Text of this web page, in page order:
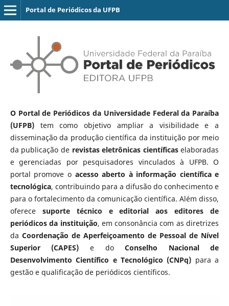
Portal de Periódicos da UFPB
O Portal de Periódicos da Universidade Federal da Paraíba
(UFPB)tem como objetivo ampliar a visibilidade e a
disseminação da produção científica da instituição por meio
da publicação de revistas eletrônicas científicaselaboradas
e gerenciadas por pesquisadores vinculados à UFPB. O
portal promove o acesso aberto à informação científica e
tecnológica, contribuindo para a difusão do conhecimento e
para o fortalecimento da comunicação científica. Além disso,
oferece suporte técnico e editorial aos editores de
periódicos da instituição, em consonância com as diretrizes
da Coordenação de Aperfeiçoamento de Pessoal de Nível
Superior (CAPES) e doConselho Nacional de
Desenvolvimento Científico e Tecnológico (CNPq) para a
gestão e qualificação de periódicos científicos.